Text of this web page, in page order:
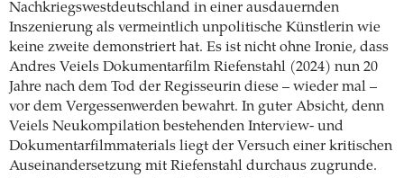
Nachkriegswestdeutschland in einer ­ausdauernden
Inszenierung als vermeintlich unpolitische ­Künstlerin wie
keine zweite demonstriert hat. Es ist nicht ohne Ironie, dass
Andres Veiels ­Dokumentarfilm Riefenstahl (2024) nun 20
Jahre nach dem Tod der Regisseurin diese – ­wieder mal –
vor dem Vergessenwerden bewahrt. In guter Absicht, denn
Veiels Neukompilation bestehenden Interview- und
Dokumentarfilmmaterials liegt der Versuch einer kritischen
Auseinandersetzung mit Riefenstahl durchaus zugrunde.